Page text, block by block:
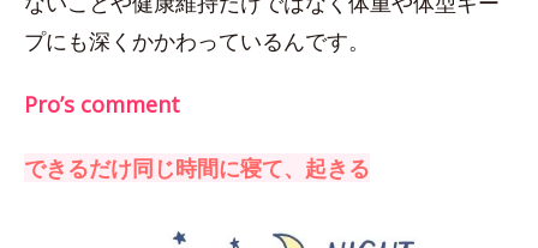
プにも深くかかわっているんです。
Pro’s comment
できるだけ同じ時間に寝て、起きる